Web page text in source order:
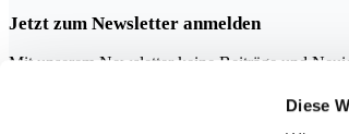
Diese
Jetzt zum Newsletter anmelden
Mit unserem Newsletter keine Beiträge und